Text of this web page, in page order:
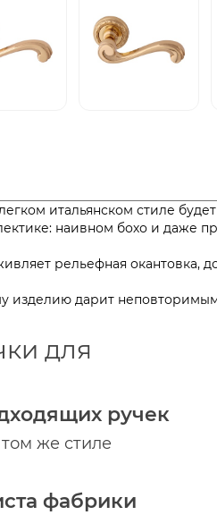
итальянском стиле
наивном бохо и
рельефная окантовка,
дарит
для
ручек
же стиле
фабрики